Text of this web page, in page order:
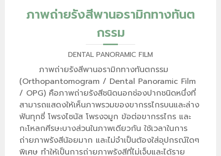
ภาพถ่ายรังสีพานอรามิกทางทันต
กรรม
DENTAL PANORAMIC FILM
ภาพถ่ายรังสีพานอรามิกทางทันตกรรม
(Orthopantomogram / Dental Panoramic Film
/ OPG) คือภาพถ่ายรังสีชนิดนอกช่องปากชนิดหนึ่งที่
สามารถแสดงให้เห็นภาพรวมของขากรรไกรบนและล่าง
ฟันทุกซี่ โพรงไซนัส โพรงจมูก ข้อต่อขากรรไกร และ
กะโหลกศีรษะบางส่วนในภาพเดียวกัน ใช้เวลาในการ
ถ่ายภาพรังสีน้อยมาก และไม่จำเป็นต้องใส่อุปกรณ์ใดๆ
พิเศษ ทำให้เป็นการถ่ายภาพรังสีที่ไม่เจ็บและได้ราย